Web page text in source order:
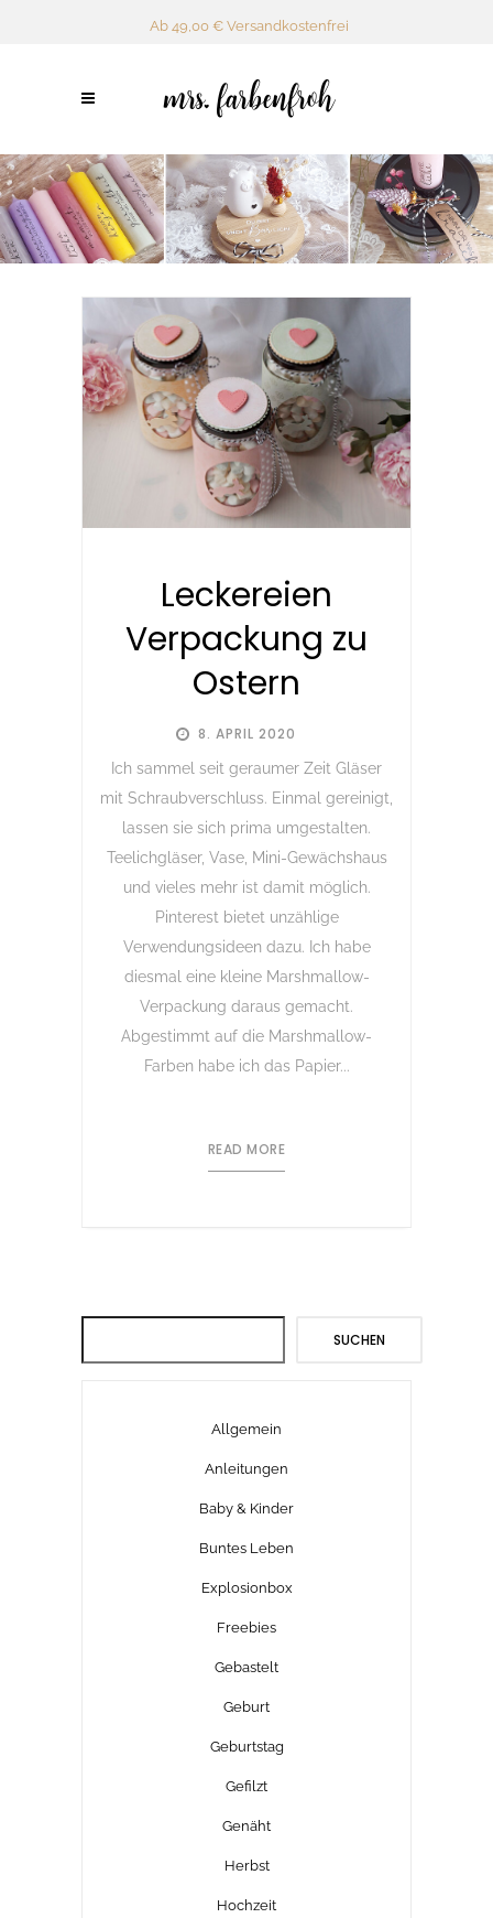
Ab 49,00 € Versandkostenfrei
8. APRIL 2020
Leckereien
Verpackung zu
Ostern
Ich sammel seit geraumer Zeit Gläser
mit Schraubverschluss. Einmal gereinigt,
lassen sie sich prima umgestalten.
Teelichgläser, Vase, Mini-Gewächshaus
und vieles mehr ist damit möglich.
Pinterest bietet unzählige
Verwendungsideen dazu. Ich habe
diesmal eine kleine Marshmallow-
Verpackung daraus gemacht.
Abgestimmt auf die Marshmallow-
Farben habe ich das Papier...
READ MORE
SUCHEN
Allgemein
Anleitungen
Baby & Kinder
Buntes Leben
Explosionbox
Freebies
Gebastelt
Geburt
Geburtstag
Gefilzt
Genäht
Herbst
Hochzeit